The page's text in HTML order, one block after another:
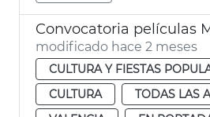
Convocatoria películas
modificado hace 2 meses
CULTURA Y FIESTAS
CULTURA
TODAS LAS